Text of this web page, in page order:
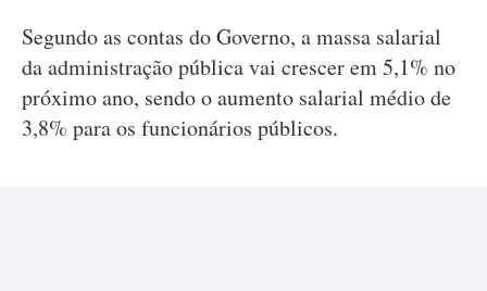
Segundo as contas do Governo, a massa salarial
da administração pública vai crescer em 5,1% no
próximo ano, sendo o aumento salarial médio de
3,8% para os funcionários públicos.